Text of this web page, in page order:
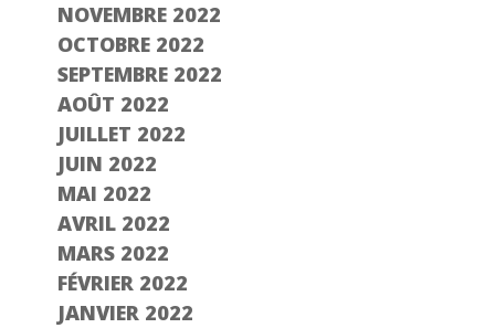
NOVEMBRE 2022
OCTOBRE 2022
SEPTEMBRE 2022
AOÛT 2022
JUILLET 2022
JUIN 2022
MAI 2022
AVRIL 2022
MARS 2022
FÉVRIER 2022
JANVIER 2022